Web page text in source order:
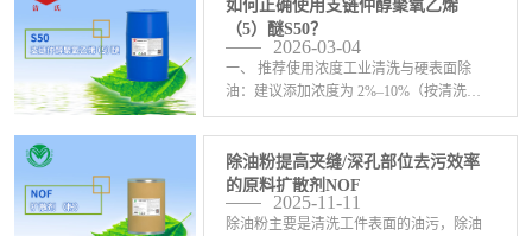
佳，漂洗干净无痕 <-查看详情>
如何正确使用支链仲醇聚氧乙烯
（5）醚S50？
2026-03-04
一、 推荐使用浓度‌工业清洗与硬表面除
油‌：建议添加浓度为 ‌2%–10%‌（按清洗液
总质量计），可有效实现润湿、乳化与油
污沉降。‌电解脱脂与中高温喷淋系统‌：推
荐使用 ‌3%–8%‌，兼顾低泡性与去 <-查看详
情>
除油粉提高夹缝/深孔部位去污效率
的原料扩散剂NOF
2025-11-11
除油粉主要是清洗工件表面的油污，除油